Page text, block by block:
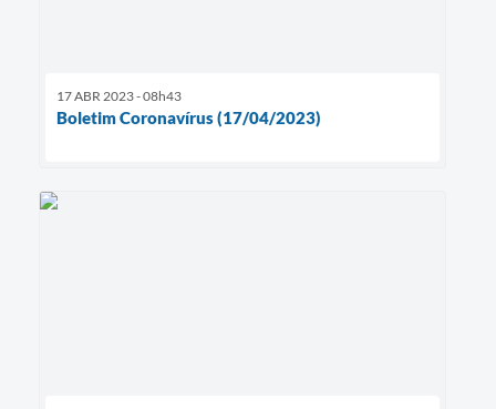
17 ABR 2023 - 08h43
Boletim Coronavírus (17/04/2023)